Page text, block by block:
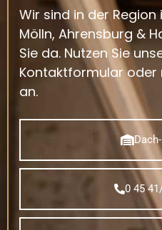
Wir sind in der
Mölln, Ahrensburg &
Sie da. Nutzen Sie
Kontaktformular oder
an.
0 45